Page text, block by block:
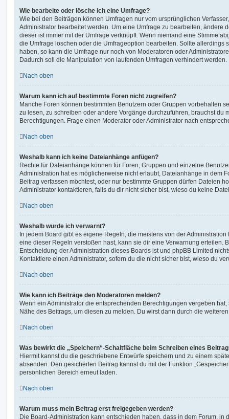
Wie bearbeite oder lösche ich eine Umfrage?
Wie bei den Beiträgen können Umfragen nur vom ursprünglichen
Administrator bearbeitet werden. Um eine Umfrage zu bearbeiten, ändere
dieser ist immer mit der Umfrage verknüpft. Wenn niemand eine Stimme
die Umfrage löschen oder die Umfrageoption bearbeiten. Sollte allerdings
haben, so kann die Umfrage nur noch von Moderatoren oder
Dadurch soll die Manipulation von laufenden Umfragen verhindert werden.
Nach oben
Warum kann ich auf bestimmte Foren nicht zugreifen?
Manche Foren können bestimmten Benutzern oder Gruppen vorbehalten
zu lesen, zu schreiben oder andere Vorgänge durchzuführen, brauchst du
Berechtigungen. Frage einen Moderator oder Administrator nach
Nach oben
Weshalb kann ich keine Dateianhänge anfügen?
Rechte für Dateianhänge können für Foren, Gruppen und einzelne
Administration hat es möglicherweise nicht erlaubt, Dateianhänge in dem
Beitrag verfassen möchtest, oder nur bestimmte Gruppen dürfen Dateien
Administrator kontaktieren, falls du dir nicht sicher bist, wieso du keine
Nach oben
Weshalb wurde ich verwarnt?
In jedem Board gibt es eigene Regeln, die meistens von der
eine dieser Regeln verstoßen hast, kann sie dir eine Verwarnung erteilen.
Entscheidung der Administration dieses Boards ist und phpBB Limited
Kontaktiere einen Administrator, sofern du die nicht sicher bist, wieso du
Nach oben
Wie kann ich Beiträge den Moderatoren melden?
Wenn ein Administrator die entsprechenden Berechtigungen vergeben
Nähe des Beitrags, um diesen zu melden. Du wirst dann durch die
Nach oben
Was bewirkt die „Speichern“-Schaltfläche beim Schreiben eines
Hiermit kannst du die geschriebene Entwürfe speichern und zu einem
absenden. Den gesicherten Beitrag kannst du mit der Funktion
persönlichen Bereich erneut laden.
Nach oben
Warum muss mein Beitrag erst freigegeben werden?
Die Board-Administration kann entschieden haben, dass in dem Forum, in